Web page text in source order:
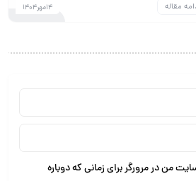
مقاله 14مهر1404
من در مرورگر برای زمانی که دوباره